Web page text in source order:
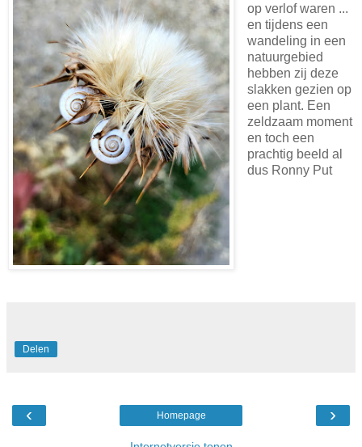
op verlof waren ...
en tijdens een
wandeling in een
natuurgebied
hebben zij deze
slakken gezien op
een plant. Een
zeldzaam moment
en toch een
prachtig beeld al
dus Ronny Put
Delen
‹ ›
Homepage